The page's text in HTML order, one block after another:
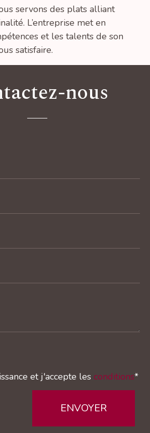
servons des plats alliant
L’entreprise met en
et les talents de son
satisfaire.
nous
et j'accepte les conditions*
ENVOYER